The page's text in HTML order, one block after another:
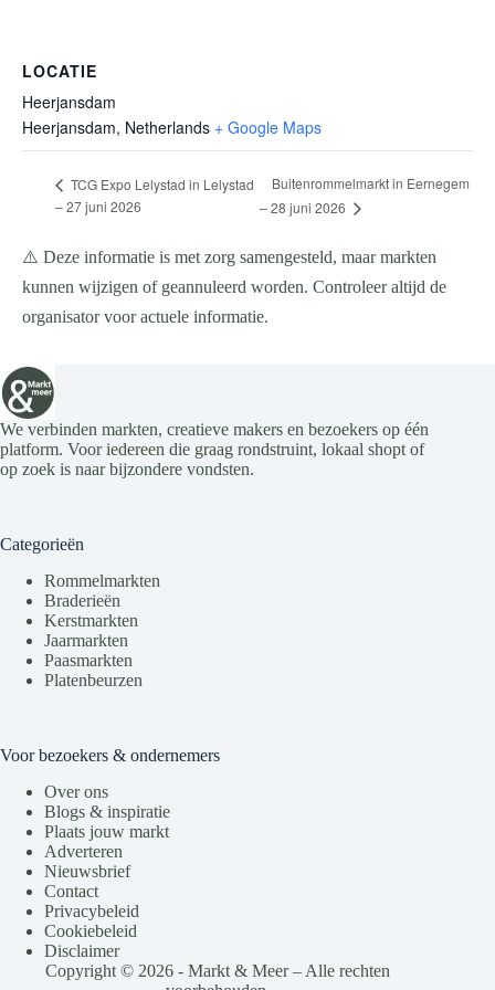
LOCATIE
Heerjansdam
Heerjansdam, Netherlands + Google Maps
TCG Expo Lelystad in Lelystad
– 27 juni 2026
Buitenrommelmarkt in Eernegem
– 28 juni 2026
⚠️ Deze informatie is met zorg samengesteld, maar markten
kunnen wijzigen of geannuleerd worden. Controleer altijd de
organisator voor actuele informatie.
We verbinden markten, creatieve makers en bezoekers op één
platform. Voor iedereen die graag rondstruint, lokaal shopt of
op zoek is naar bijzondere vondsten.
Categorieën
Rommelmarkten
Braderieën
Kerstmarkten
Jaarmarkten
Paasmarkten
Platenbeurzen
Voor bezoekers & ondernemers
Over ons
Blogs & inspiratie
Plaats jouw markt
Adverteren
Nieuwsbrief
Contact
Privacybeleid
Cookiebeleid
Disclaimer
Copyright © 2026 - Markt & Meer – Alle rechten